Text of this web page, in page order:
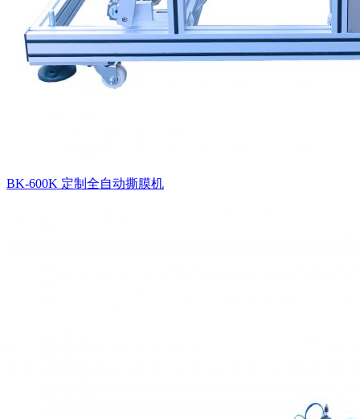
BK-600K 定制全自动撕膜机